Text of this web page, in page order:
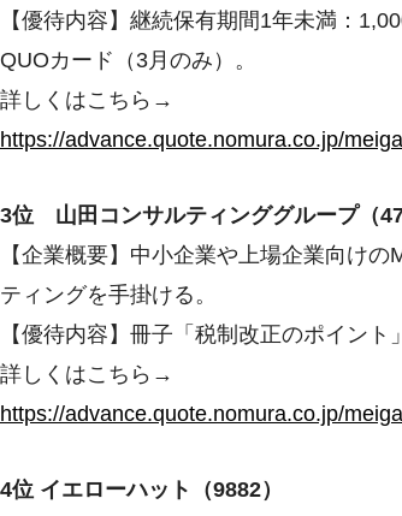
【優待内容】継続保有期間1年未満：
QUOカード（3月のみ）。
詳しくはこちら→
https://advance.quote.nomura.co.jp/
3位 山田コンサルティンググループ（
【企業概要】中小企業や上場企業向け
ティングを手掛ける。
【優待内容】冊子「税制改正のポイン
詳しくはこちら→
https://advance.quote.nomura.co.jp/
4位 イエローハット（9882）